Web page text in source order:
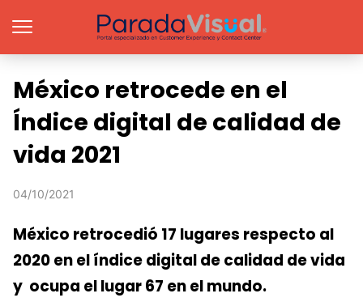
México retrocede en el
Índice digital de calidad de
vida 2021
04/10/2021
México retrocedió 17 lugares respecto al
2020 en el índice digital de calidad de vida
y ocupa el lugar 67 en el mundo.